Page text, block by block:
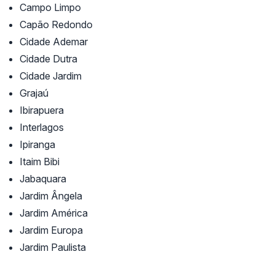
Campo Limpo
Capão Redondo
Cidade Ademar
Cidade Dutra
Cidade Jardim
Grajaú
Ibirapuera
Interlagos
Ipiranga
Itaim Bibi
Jabaquara
Jardim Ângela
Jardim América
Jardim Europa
Jardim Paulista